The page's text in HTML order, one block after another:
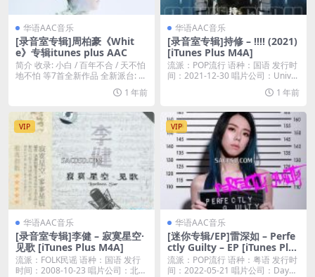
华语AAC音乐
[录音室专辑]周柏豪《Whit
e》专辑itunes plus AAC
简介 收录: 小白 / 百年不合 / 天不怕
地不怕 等7首全新作品 全新派台: ...
1 年前
华语AAC音乐
[录音室专辑]持修 – !!!! (2021)
[iTunes Plus M4A]
流派：POP流行 语种：国语 发行时
间：2021-12-30 唱片公司：Univ...
1 年前
VIP
华语AAC音乐
[录音室专辑]李健 – 寂寞星空·
见歌 [iTunes Plus M4A]
流派：FOLK民谣 语种：国语 发行
时间：2008-10-23 唱片公司：北京
VIP
华语AAC音乐
[迷你专辑/EP]雷深如 – Perfe
ctly Guilty – EP [iTunes Plus
M4A]
流派：POP流行 语种：粤语 发行时
间：2022-05-21 唱片公司：Day